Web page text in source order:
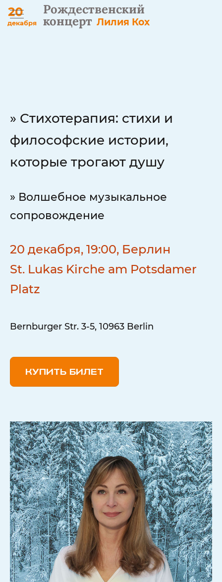
20
декабря Лилия Кох
Рождественский
концерт
» Стихотерапия: стихи и
философские истории,
которые трогают душу
» Волшебное музыкальное
сопровождение
20 декабря, 19:00, Берлин
St. Lukas Kirche am Potsdamer
Platz
Bernburger Str. 3-5, 10963 Berlin
КУПИТЬ БИЛЕТ